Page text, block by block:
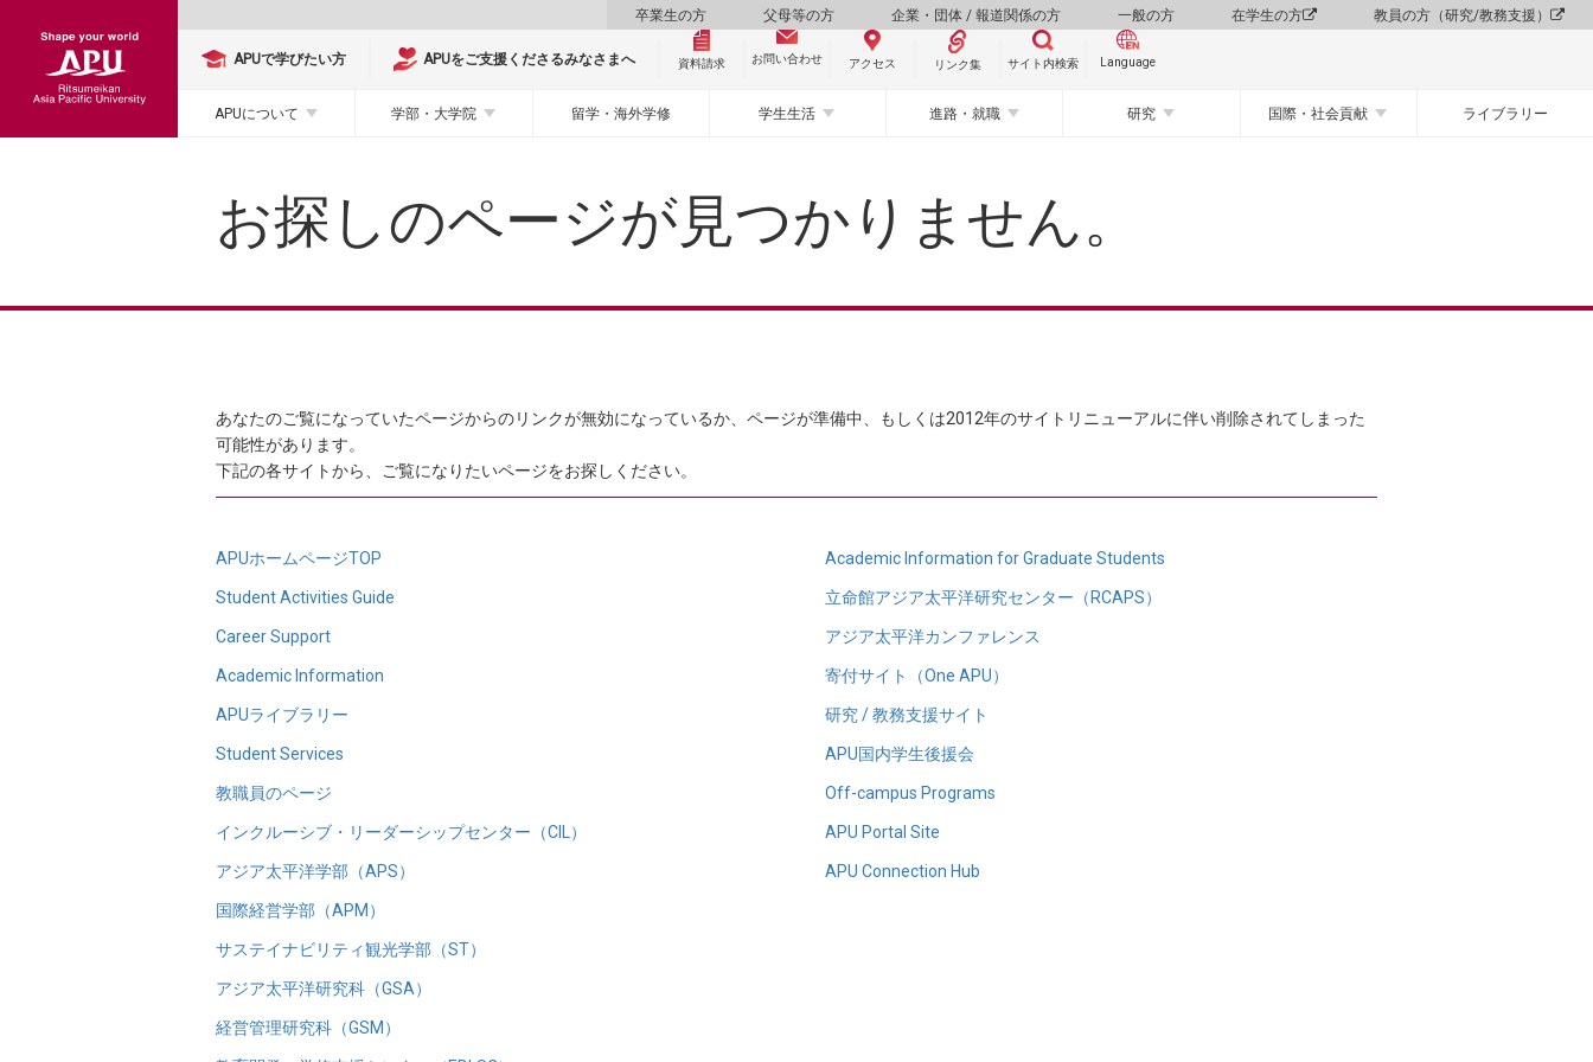
卒業生の方 父母等の方 企業・団体 / 報道関係の方 一般の方 在学生の方 教員の方（研究/教務支援）
APUで学びたい方 APUをご支援くださるみなさまへ 資料請求 お問い合わせ アクセス リンク集 サイト内検索 Language
APUについて 学部・大学院 留学・海外学修 学生生活 進路・就職 研究 国際・社会貢献 ライブラリー
お探しのページが見つかりません。
あなたのご覧になっていたページからのリンクが無効になっているか、ページが準備中、もしくは2012年のサイトリニューアルに伴い削除されてしまった
可能性があります。
下記の各サイトから、ご覧になりたいページをお探しください。
APUホームページTOP
Student Activities Guide
Career Support
Academic Information
APUライブラリー
Student Services
教職員のページ
インクルーシブ・リーダーシップセンター（CIL）
アジア太平洋学部（APS）
国際経営学部（APM）
サステイナビリティ観光学部（ST）
アジア太平洋研究科（GSA）
経営管理研究科（GSM）
Academic Information for Graduate Students
立命館アジア太平洋研究センター（RCAPS）
アジア太平洋カンファレンス
寄付サイト（One APU）
研究 / 教務支援サイト
APU国内学生後援会
Off-campus Programs
APU Portal Site
APU Connection Hub